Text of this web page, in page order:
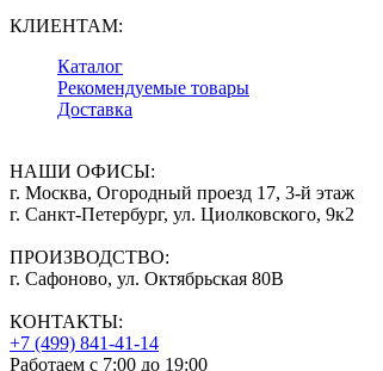
КЛИЕНТАМ:
Каталог
Рекомендуемые товары
Доставка
НАШИ ОФИСЫ:
г. Москва, Огородный проезд 17, 3-й этаж
г. Санкт-Петербург, ул. Циолковского, 9к2
ПРОИЗВОДСТВО:
г. Сафоново, ул. Октябрьская 80В
КОНТАКТЫ:
+7 (499) 841-41-14
Работаем с 7:00 до 19:00